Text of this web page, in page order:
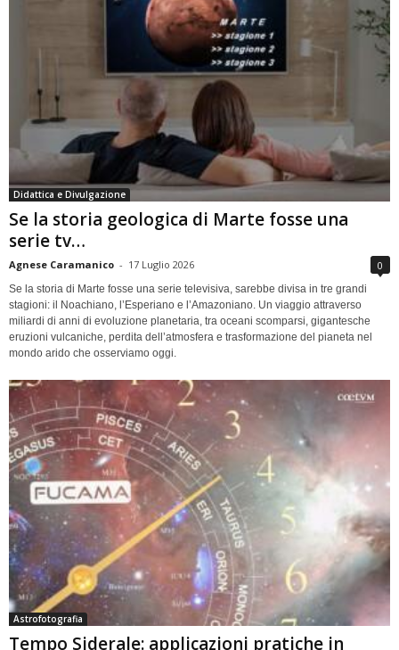
Didattica e Divulgazione
Se la storia geologica di Marte fosse una
serie tv…
Agnese Caramanico - 17 Luglio 2026 0
Se la storia di Marte fosse una serie televisiva, sarebbe divisa in tre grandi
stagioni: il Noachiano, l’Esperiano e l’Amazoniano. Un viaggio attraverso
miliardi di anni di evoluzione planetaria, tra oceani scomparsi, gigantesche
eruzioni vulcaniche, perdita dell’atmosfera e trasformazione del pianeta nel
mondo arido che osserviamo oggi.
Astrofotografia
Tempo Siderale: applicazioni pratiche in